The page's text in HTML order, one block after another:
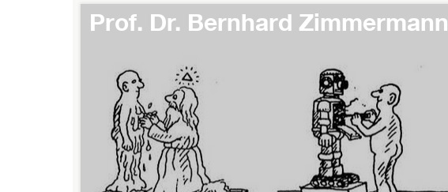
Prof. Dr. Bernhard Zimmermann